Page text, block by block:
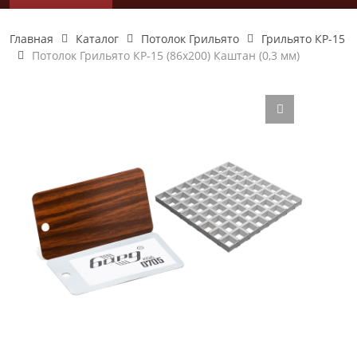
Главная Каталог Потолок Грильято
Грильято КР-15
Потолок Грильято КР-15 (86х200) Каштан (0,3 мм)